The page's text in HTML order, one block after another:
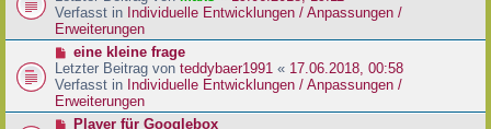
g
e
i
t
a
g
u
e
r
B
e
i
t
Verfasst in Individuelle Entwicklungen / Anpassungen /
Erweiterungen
N
e
u
e
r
eine kleine frage
Letzter Beitrag von teddybaer1991 « 17.06.2018, 00:58
Verfasst in Individuelle Entwicklungen / Anpassungen /
Erweiterungen
NPlayer für Googlebox